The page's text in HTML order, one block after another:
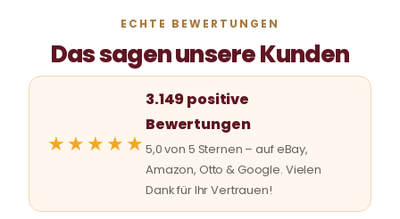
ECHTE BEWERTUNGEN
Das sagen unsere Kunden
★★★★★
3.149 positive
Bewertungen
5,0 von 5 Sternen – auf eBay,
Amazon, Otto & Google. Vielen
Dank für Ihr Vertrauen!